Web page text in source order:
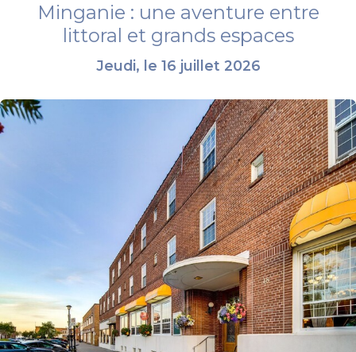
Minganie : une aventure entre
littoral et grands espaces
Jeudi, le 16 juillet 2026